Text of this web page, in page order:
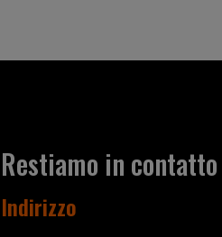
Restiamo in contatto
Indirizzo